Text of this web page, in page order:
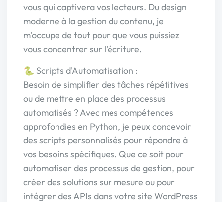
vous qui captivera vos lecteurs. Du design
moderne à la gestion du contenu, je
m'occupe de tout pour que vous puissiez
vous concentrer sur l'écriture.
🐍 Scripts d'Automatisation :
Besoin de simplifier des tâches répétitives
ou de mettre en place des processus
automatisés ? Avec mes compétences
approfondies en Python, je peux concevoir
des scripts personnalisés pour répondre à
vos besoins spécifiques. Que ce soit pour
automatiser des processus de gestion, pour
créer des solutions sur mesure ou pour
intégrer des APIs dans votre site WordPress